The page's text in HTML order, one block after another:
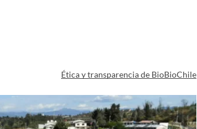
Ética y transparencia de BioBioChile